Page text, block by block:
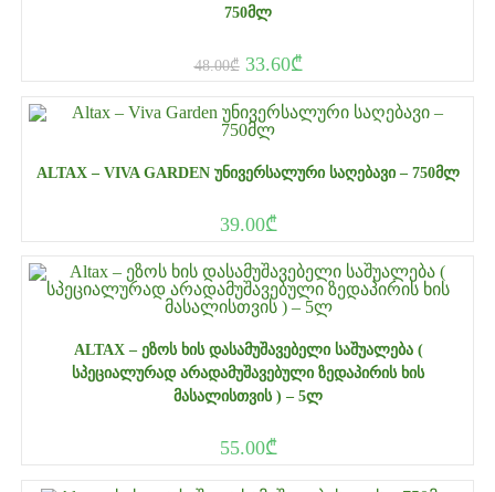
750ᲛᲚ
48.00₾ 33.60₾
ALTAX – VIVA GARDEN ᲣᲜᲘᲕᲔᲠᲡᲐᲚᲣᲠᲘ ᲡᲐᲦᲔᲑᲐᲕᲘ – 750ᲛᲚ
39.00₾
ALTAX – ᲔᲖᲝᲡ ᲮᲘᲡ ᲓᲐᲡᲐᲛᲣᲨᲐᲕᲔᲑᲔᲚᲘ ᲡᲐᲨᲣᲐᲚᲔᲑᲐ (
ᲡᲞᲔᲪᲘᲐᲚᲣᲠᲐᲓ ᲐᲠᲐᲓᲐᲛᲣᲨᲐᲕᲔᲑᲣᲚᲘ ᲖᲔᲓᲐᲞᲘᲠᲘᲡ ᲮᲘᲡ
ᲛᲐᲡᲐᲚᲘᲡᲗᲕᲘᲡ ) – 5Ლ
55.00₾